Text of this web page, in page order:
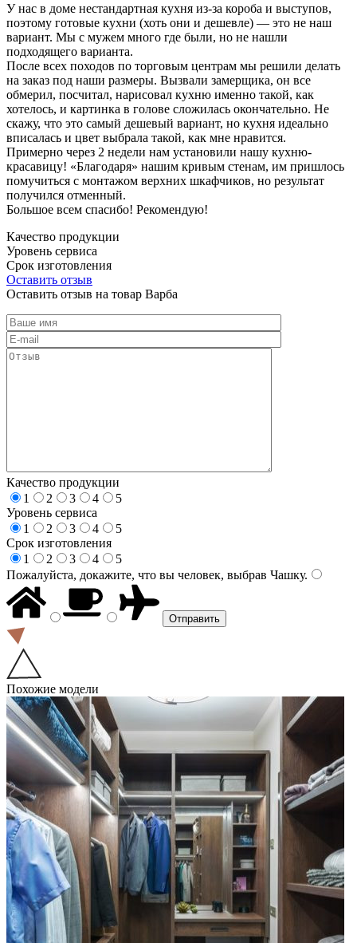
У нас в доме нестандартная кухня из-за короба и выступов,
поэтому готовые кухни (хоть они и дешевле) — это не наш
вариант. Мы с мужем много где были, но не нашли
подходящего варианта.
После всех походов по торговым центрам мы решили делать
на заказ под наши размеры. Вызвали замерщика, он все
обмерил, посчитал, нарисовал кухню именно такой, как
хотелось, и картинка в голове сложилась окончательно. Не
скажу, что это самый дешевый вариант, но кухня идеально
вписалась и цвет выбрала такой, как мне нравится.
Примерно через 2 недели нам установили нашу кухню-
красавицу! «Благодаря» нашим кривым стенам, им пришлось
помучиться с монтажом верхних шкафчиков, но результат
получился отменный.
Большое всем спасибо! Рекомендую!
Качество продукции
Уровень сервиса
Срок изготовления
Оставить отзыв
Оставить отзыв на товар Варба
Качество продукции
1
2 3 4
5
Уровень сервиса
1
2 3 4
5
Срок изготовления
1
2 3 4
5
Пожалуйста, докажите, что вы человек, выбрав Чашку.
Похожие модели